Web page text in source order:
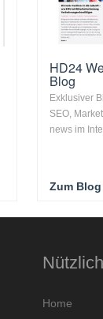
HD24
Blog
Exklusiver
SEO,
news im
Zum Blog
Home